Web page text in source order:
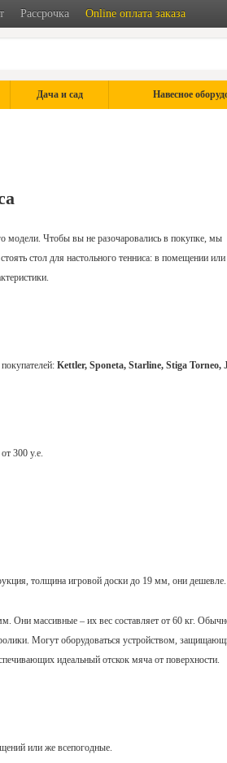
Рассрочка Online оплата заказа
Дача и сад Навесное
модели. Чтобы вы не разочаровались в покупке, мы
стол для настольного тенниса: в помещении или
Kettler, Sponeta, Starline, Stiga Torneo,
300 у.е.
толщина игровой доски до 19 мм, они дешевле.
Они массивные – их вес составляет от 60 кг.
Могут оборудоваться устройством,
идеальный отскок мяча от поверхности.
или же всепогодные.